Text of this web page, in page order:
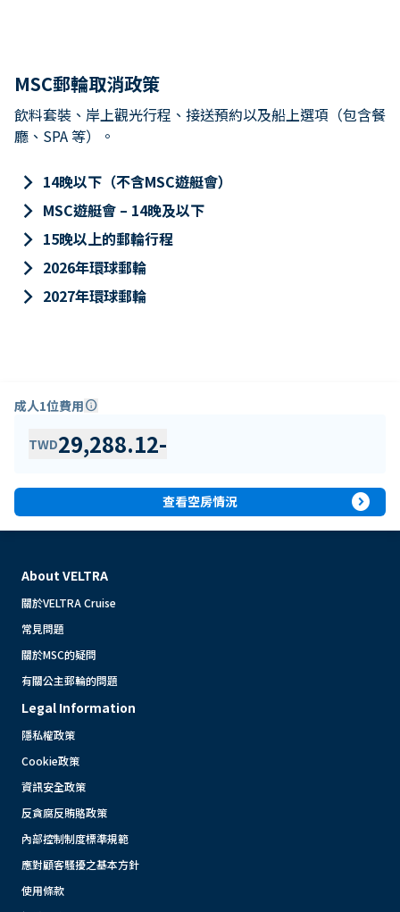
MSC郵輪取消政策
飲料套裝、岸上觀光行程、接送預約以及船上選項（包含餐
廳、SPA 等）。
keyboard_arrow_right 14晚以下（不含MSC遊艇會）
keyboard_arrow_right MSC遊艇會 – 14晚及以下
keyboard_arrow_right 15晚以上的郵輪行程
keyboard_arrow_right 2026年環球郵輪
keyboard_arrow_right 2027年環球郵輪
成人1位費用info
TWD29,288.12-
查看空房情況 expand_circle_right
About VELTRA
關於VELTRA Cruise
常見問題
關於MSC的疑問
有關公主郵輪的問題
Legal Information
隱私權政策
Cookie政策
資訊安全政策
反貪腐反賄賂政策
內部控制制度標準規範
應對顧客騷擾之基本方針
使用條款